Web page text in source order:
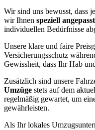
Wir sind uns bewusst, dass
wir Ihnen speziell
individuellen Bedürfnisse
Unsere klare und faire
Versicherungsschutz
Gewissheit, dass Ihr Hab
Zusätzlich sind unsere
Umzüge stets auf dem
regelmäßig gewartet, um
gewährleisten.
Als Ihr lokales